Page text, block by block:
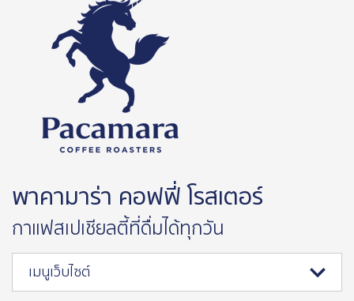
พาคามาร่า คอฟฟี่ โรสเตอร์
กาแฟสเปเชียลตี้ที่ดื่มได้ทุกวัน
เมนูเว็บไซต์